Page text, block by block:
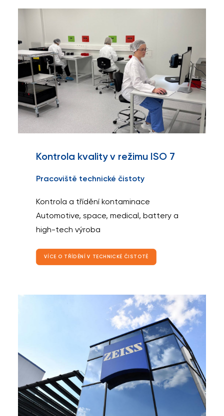
Kontrola kvality v režimu ISO 7
Pracoviště technické čistoty
Kontrola a třídění kontaminace
Automotive, space, medical, battery a
high-tech výroba
VÍCE O TŘÍDĚNÍ V TECHNICKÉ ČISTOTĚ